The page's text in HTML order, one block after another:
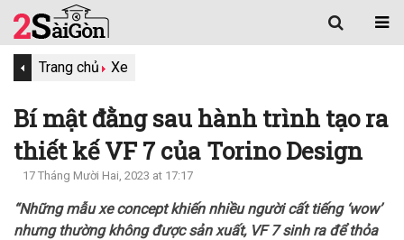
Trang chủ Xe
Bí mật đằng sau hành trình tạo ra
thiết kế VF 7 của Torino Design
17 Tháng Mười Hai, 2023 at 17:17
“Những mẫu xe concept khiến nhiều người cất tiếng ‘wow’
nhưng thường không được sản xuất, VF 7 sinh ra để thỏa